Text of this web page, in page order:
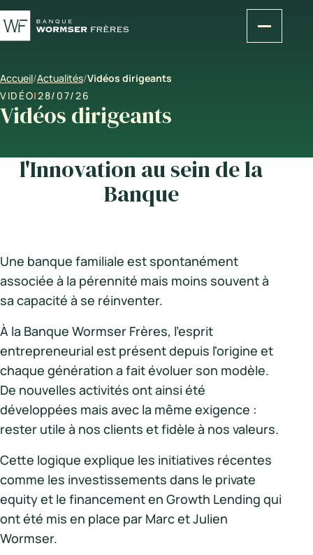
Accueil/Actualités/Vidéos dirigeants
VIDÉO|28/07/26
Vidéos dirigeants
l'Innovation au sein de la
Banque
Une banque familiale est spontanément
associée à la pérennité mais moins souvent à
sa capacité à se réinventer.
À la Banque Wormser Frères, l'esprit
entrepreneurial est présent depuis l'origine et
chaque génération a fait évoluer son modèle.
De nouvelles activités ont ainsi été
développées mais avec la même exigence :
rester utile à nos clients et fidèle à nos valeurs.
Cette logique explique les initiatives récentes
comme les investissements dans le private
equity et le financement en Growth Lending qui
ont été mis en place par Marc et Julien
Wormser.